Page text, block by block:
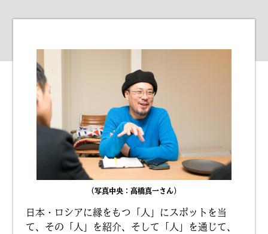
（写真中央：高橋真一さん）
日本・ロシアに縁をもつ「人」にスポットを当
て、その「人」を紹介、そして「人」を通じて、